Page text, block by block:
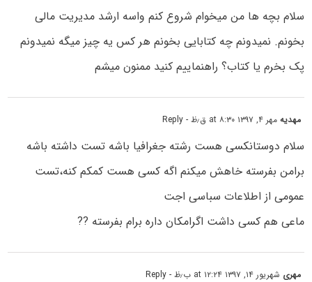
سلام بچه ها من میخوام شروع کنم واسه ارشد مدیریت مالی
بخونم. نمیدونم چه کتابایی بخونم هر کس یه چیز میگه نمیدونم
پک بخرم یا کتاب؟ راهنماییم کنید ممنون میشم
مهدیهمهر ۴, ۱۳۹۷ at ۸:۳۰ ق٫ظ - Reply
سلام دوستانکسی هست رشته جغرافیا باشه تست داشته باشه
برامن بفرسته خاهش میکنم اگه کسی هست کمکم کنه،تست
عمومی از اطلاعات سباسی اجت
ماعی هم کسی داشت اگرامکان داره برام بفرسته ??
مهری شهریور ۱۴, ۱۳۹۷ at ۱۲:۲۴ ب٫ظ - Reply